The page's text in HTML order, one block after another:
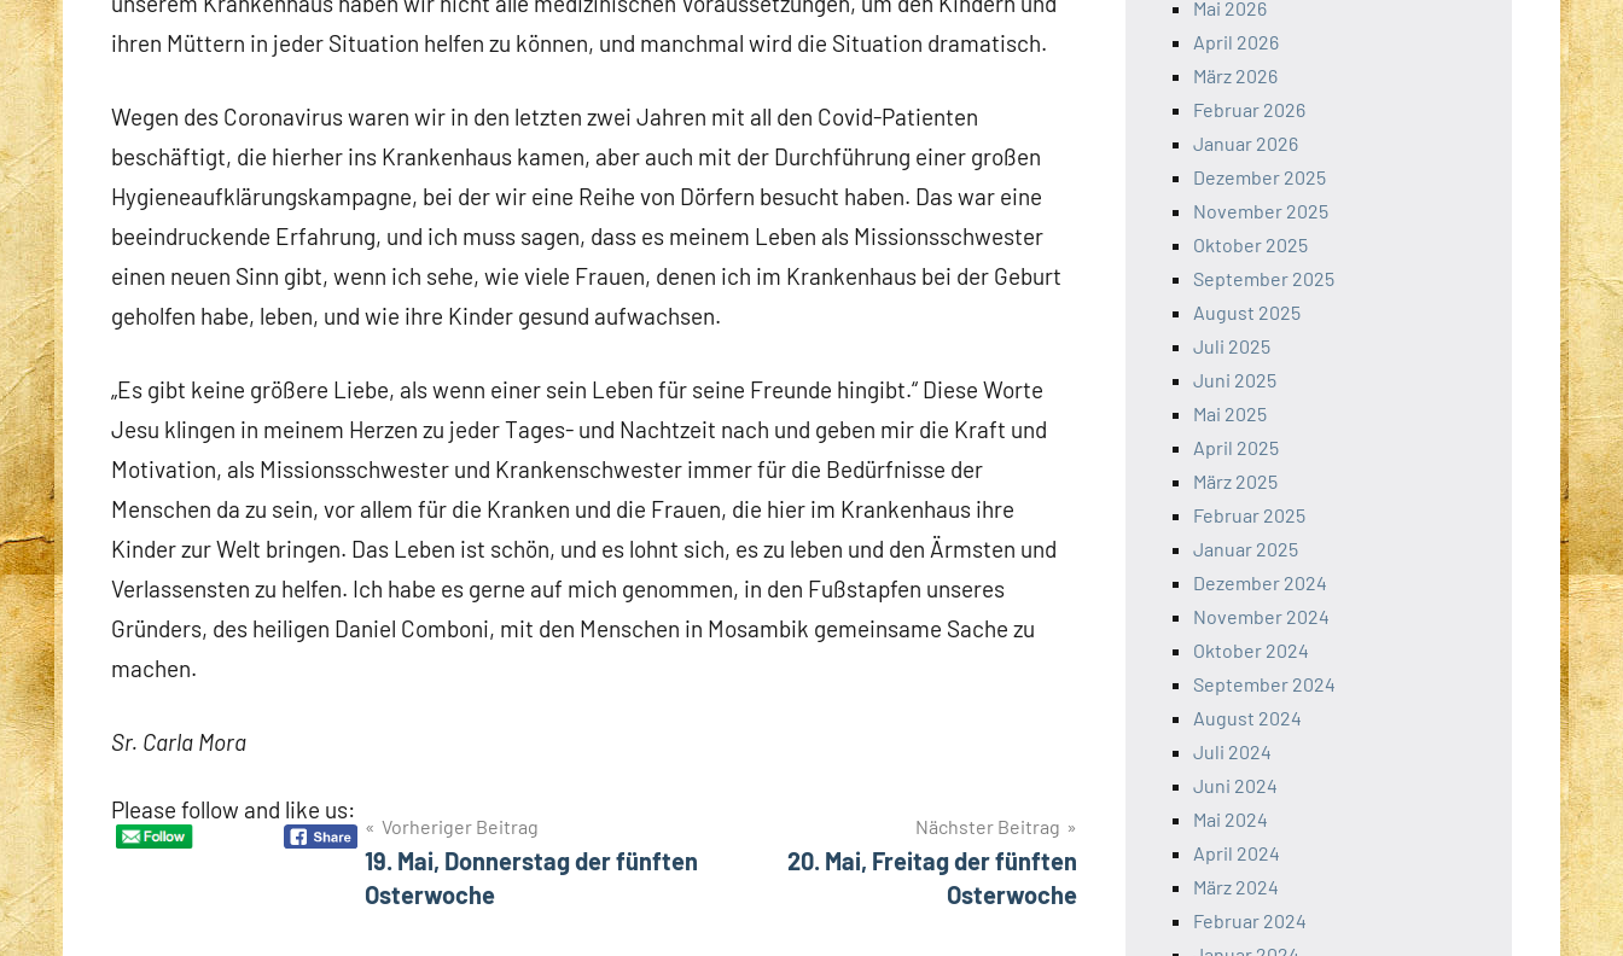
ihren Müttern in jeder Situation helfen zu können, und manchmal wird die Situation dramatisch.
Wegen des Coronavirus waren wir in den letzten zwei Jahren mit all den Covid-Patienten
beschäftigt, die hierher ins Krankenhaus kamen, aber auch mit der Durchführung einer großen
Hygieneaufklärungskampagne, bei der wir eine Reihe von Dörfern besucht haben. Das war eine
beeindruckende Erfahrung, und ich muss sagen, dass es meinem Leben als Missionsschwester
einen neuen Sinn gibt, wenn ich sehe, wie viele Frauen, denen ich im Krankenhaus bei der Geburt
geholfen habe, leben, und wie ihre Kinder gesund aufwachsen.
„Es gibt keine größere Liebe, als wenn einer sein Leben für seine Freunde hingibt.“ Diese Worte
Jesu klingen in meinem Herzen zu jeder Tages- und Nachtzeit nach und geben mir die Kraft und
Motivation, als Missionsschwester und Krankenschwester immer für die Bedürfnisse der
Menschen da zu sein, vor allem für die Kranken und die Frauen, die hier im Krankenhaus ihre
Kinder zur Welt bringen. Das Leben ist schön, und es lohnt sich, es zu leben und den Ärmsten und
Verlassensten zu helfen. Ich habe es gerne auf mich genommen, in den Fußstapfen unseres
Gründers, des heiligen Daniel Comboni, mit den Menschen in Mosambik gemeinsame Sache zu
machen.
Sr. Carla Mora
Please follow and like us:
BeitragsnavigationVorheriger Beitrag
19. Mai, Donnerstag der fünften
Osterwoche
Nächster Beitrag
20. Mai, Freitag der fünften
Osterwoche
Mai 2026
April 2026
März 2026
Februar 2026
Januar 2026
Dezember 2025
November 2025
Oktober 2025
September 2025
August 2025
Juli 2025
Juni 2025
Mai 2025
April 2025
März 2025
Februar 2025
Januar 2025
Dezember 2024
November 2024
Oktober 2024
September 2024
August 2024
Juli 2024
Juni 2024
Mai 2024
April 2024
März 2024
Februar 2024